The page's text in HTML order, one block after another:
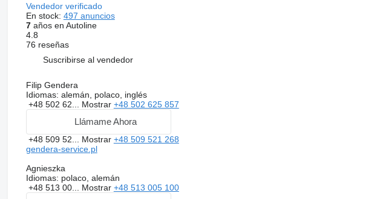
Vendedor verificado
En stock: 497 anuncios
7años en Autoline
4.8
76 reseñas
Suscribirse al vendedor
Filip Gendera
Idiomas: alemán, polaco, inglés
+48 502 62... Mostrar +48 502 625 857
Llámame Ahora
+48 509 52... Mostrar +48 509 521 268
gendera-service.pl
Agnieszka
Idiomas: polaco, alemán
+48 513 00... Mostrar +48 513 005 100